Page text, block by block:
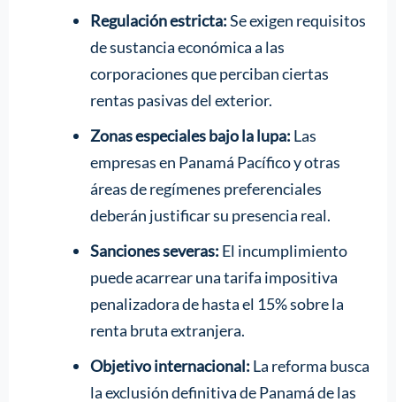
Regulación estricta:Se exigen requisitos
de sustancia económica a las
corporaciones que perciban ciertas
rentas pasivas del exterior.
Zonas especiales bajo la lupa: Las
empresas en Panamá Pacífico y otras
áreas de regímenes preferenciales
deberán justificar su presencia real.
Sanciones severas: El incumplimiento
puede acarrear una tarifa impositiva
penalizadora de hasta el 15% sobre la
renta bruta extranjera.
Objetivo internacional: La reforma busca
la exclusión definitiva de Panamá de las